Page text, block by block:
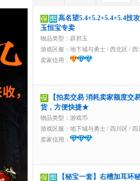
高名望5.4+5.2+5.4+5.4技
玉恒宝专卖
物品类型：辟邪玉
游戏区服： 地下城与勇士 / 西北区 / 西
卖家信用：
【拍卖交易 消耗卖家额度交
货，方便快捷★
物品类型：游戏币
游戏区服： 地下城与勇士 / 四川区 / 四
卖家信用：
【秘宝一套】右槽加耳环